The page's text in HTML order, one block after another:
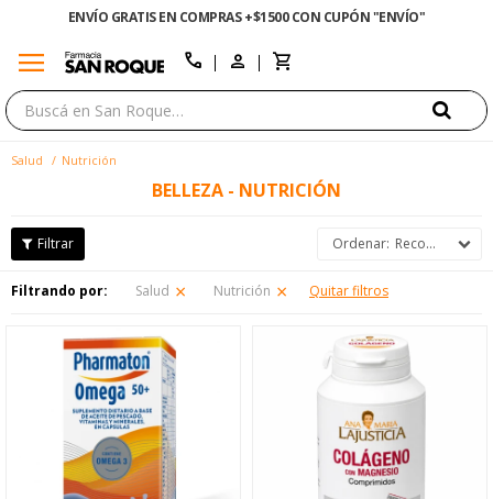
ENVÍO GRATIS EN COMPRAS +$1500 CON CUPÓN "ENVÍO"
menu call
Salud Nutrición
BELLEZA - NUTRICIÓN
Recomendados
Filtrando por: Salud Nutrición Quitar filtros
close